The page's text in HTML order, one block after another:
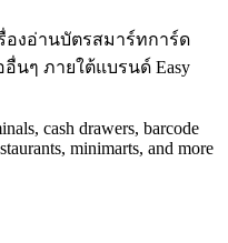
องอ่านบัตรสมาร์ทการ์ด
นๆ ภายใต้แบรนด์ Easy
cash drawers, barcode
minimarts, and more